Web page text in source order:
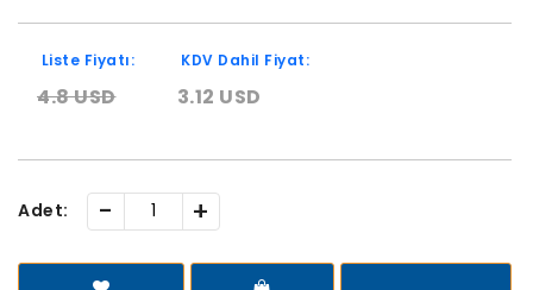
Liste Fiyatı:
4.8 USD
KDV Dahil Fiyat:
3.12 USD
Adet: - +